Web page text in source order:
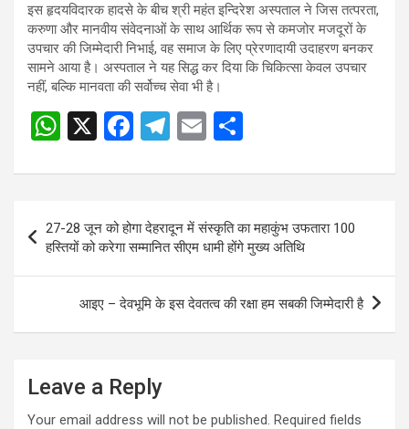
इस हृदयविदारक हादसे के बीच श्री महंत इन्दिरेश अस्पताल ने जिस तत्परता,
करुणा और मानवीय संवेदनाओं के साथ आर्थिक रूप से कमजोर मजदूरों के
उपचार की जिम्मेदारी निभाई, वह समाज के लिए प्रेरणादायी उदाहरण बनकर
सामने आया है। अस्पताल ने यह सिद्ध कर दिया कि चिकित्सा केवल उपचार
नहीं, बल्कि मानवता की सर्वोच्च सेवा भी है।
PostW
at
s
A
p
X
F
ce
b
o
o
k
T
e
gr
a
m
E
ail ar
navigation
27-28 जून को होगा देहरादून में संस्कृति का महाकुंभ उफतारा 100
हस्तियों को करेगा सम्मानित सीएम धामी होंगे मुख्य अतिथि
आइए – देवभूमि के इस देवतत्व की रक्षा हम सबकी जिम्मेदारी है
Leave a Reply
Your email address will not be published. Required fields